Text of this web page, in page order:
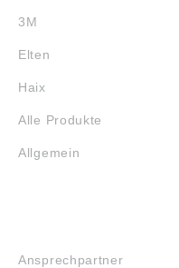
3M
Elten
Haix
Alle Produkte
Allgemein
Ansprechpartner